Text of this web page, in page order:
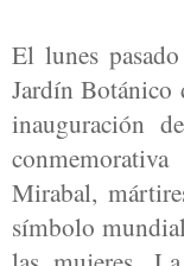
El lunes
Jardín Botánico
inauguración
Mirabal,
símbolo